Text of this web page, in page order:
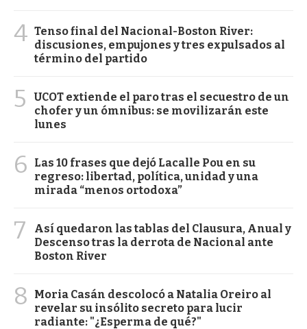
4 Tenso final del Nacional-Boston River:
discusiones, empujones y tres expulsados al
término del partido
5
UCOT extiende el paro tras el secuestro de un
chofer y un ómnibus: se movilizarán este
lunes
6
Las 10 frases que dejó Lacalle Pou en su
regreso: libertad, política, unidad y una
mirada “menos ortodoxa”
7
Así quedaron las tablas del Clausura, Anual y
Descenso tras la derrota de Nacional ante
Boston River
8
Moria Casán descolocó a Natalia Oreiro al
revelar su insólito secreto para lucir
radiante: "¿Esperma de qué?"